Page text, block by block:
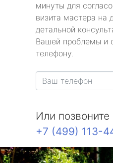
минуты для
визита мастера на
детальной
Вашей проблемы и
телефону.
Или
+7 (499) 113-